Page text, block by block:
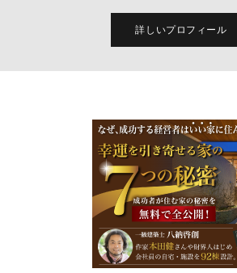
詳しいプロフィール